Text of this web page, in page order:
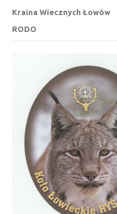
Kraina Wiecznych Łowów
RODO